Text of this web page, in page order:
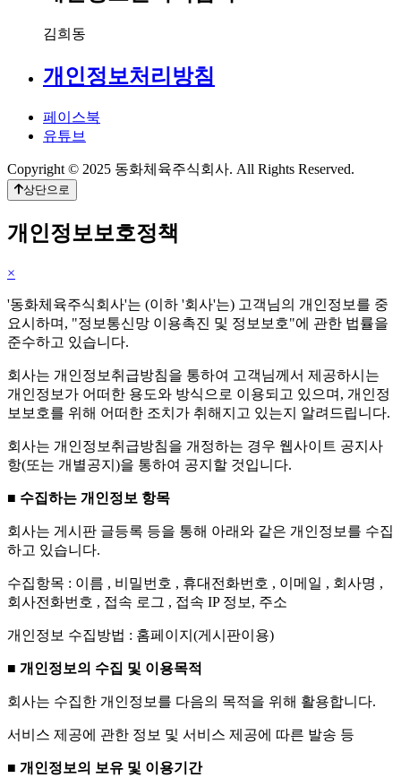
김희동
개인정보처리방침
페이스북
유튜브
Copyright © 2025 동화체육주식회사. All Rights Reserved.
상단으로
개인정보보호정책
×
'동화체육주식회사'는 (이하 '회사'는) 고객님의 개인정보를 중
요시하며, "정보통신망 이용촉진 및 정보보호"에 관한 법률을
준수하고 있습니다.
회사는 개인정보취급방침을 통하여 고객님께서 제공하시는
개인정보가 어떠한 용도와 방식으로 이용되고 있으며, 개인정
보보호를 위해 어떠한 조치가 취해지고 있는지 알려드립니다.
회사는 개인정보취급방침을 개정하는 경우 웹사이트 공지사
항(또는 개별공지)을 통하여 공지할 것입니다.
■ 수집하는 개인정보 항목
회사는 게시판 글등록 등을 통해 아래와 같은 개인정보를 수집
하고 있습니다.
수집항목 : 이름 , 비밀번호 , 휴대전화번호 , 이메일 , 회사명 ,
회사전화번호 , 접속 로그 , 접속 IP 정보, 주소
개인정보 수집방법 : 홈페이지(게시판이용)
■ 개인정보의 수집 및 이용목적
회사는 수집한 개인정보를 다음의 목적을 위해 활용합니다.
서비스 제공에 관한 정보 및 서비스 제공에 따른 발송 등
■ 개인정보의 보유 및 이용기간